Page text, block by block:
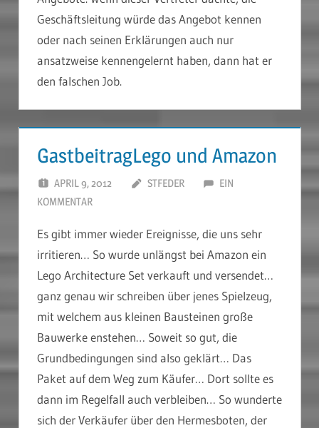
Geschäftsleitung würde das Angebot kennen
oder nach seinen Erklärungen auch nur
ansatzweise kennengelernt haben, dann hat er
den falschen Job.
GastbeitragLego und Amazon
APRIL 9, 2012 STFEDER
EIN
KOMMENTAR
Es gibt immer wieder Ereignisse, die uns sehr
irritieren… So wurde unlängst bei Amazon ein
Lego Architecture Set verkauft und versendet…
ganz genau wir schreiben über jenes Spielzeug,
mit welchem aus kleinen Bausteinen große
Bauwerke enstehen… Soweit so gut, die
Grundbedingungen sind also geklärt… Das
Paket auf dem Weg zum Käufer… Dort sollte es
dann im Regelfall auch verbleiben… So wunderte
sich der Verkäufer über den Hermesboten, der